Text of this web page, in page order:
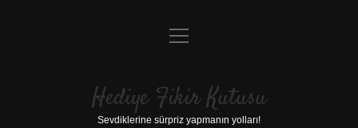
Anasayfa
Yasal Uyarı
menüyü
Hediye Fikir Kutusu
Sevdiklerine sürpriz yapmanın yolları!